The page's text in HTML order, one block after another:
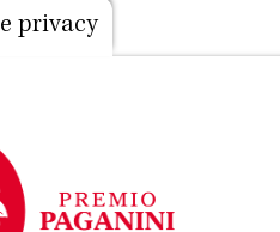
privacy